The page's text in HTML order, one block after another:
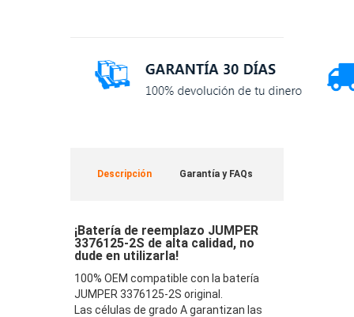
Descripción Garantía y FAQs
¡Batería de reemplazo JUMPER
3376125-2S de alta calidad, no
dude en utilizarla!
100% OEM compatible con la batería
JUMPER 3376125-2S original.
Las células de grado A garantizan las